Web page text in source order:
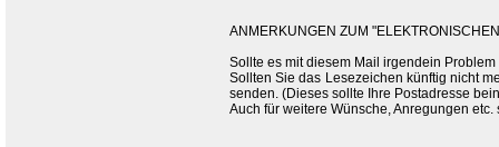
ANMERKUNGEN ZUM
Sollte es mit diesem Mail irgendein
Sollten Sie das Lesezeichen künftig nicht
senden. (Dieses sollte Ihre Postadresse
Auch für weitere Wünsche, Anregungen